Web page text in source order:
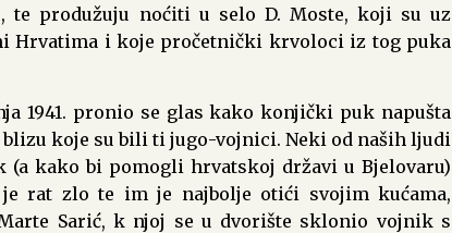
te produžuju noćiti u selo D. Moste, koji su uz
Hrvatima i koje pročetnički krvoloci iz tog puka
1941. pronio se glas kako konjički puk napušta
koje su bili ti jugo-vojnici. Neki od naših ljudi
kako bi pomogli hrvatskoj državi u Bjelovaru)
rat zlo te im je najbolje otići svojim kućama,
Sarić, k njoj se u dvorište sklonio vojnik s